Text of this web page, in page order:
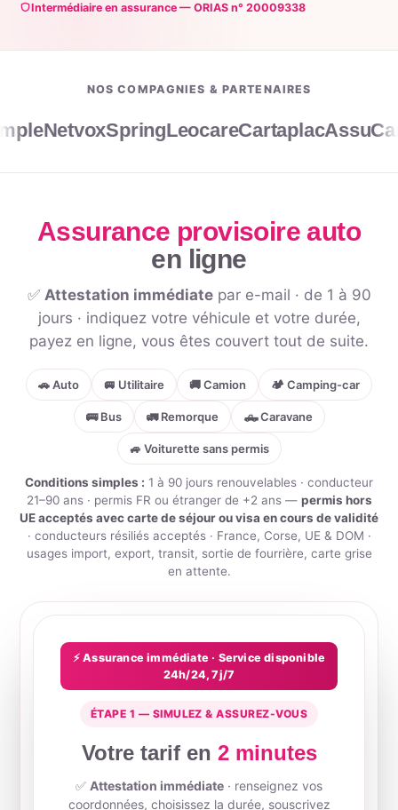
Intermédiaire en assurance — ORIAS n° 20009338
NOS COMPAGNIES & PARTENAIRES
NetvoxSpringLeocareCartaplac
Assurance provisoire auto
en ligne
✅ Attestation immédiatepar e-mail · de 1 à 90
jours · indiquez votre véhicule et votre durée,
payez en ligne, vous êtes couvert tout de suite.
🚗 Auto 🚐 Utilitaire 🚚 Camion 🏕️ Camping-car
🚌 Bus 🚛 Remorque 🛻 Caravane
🚙 Voiturette sans permis
Conditions simples : 1 à 90 jours renouvelables · conducteur
21–90 ans · permis FR ou étranger de +2 ans — permis hors
UE acceptés avec carte de séjour ou visa en cours de validité
· conducteurs résiliés acceptés · France, Corse, UE & DOM ·
usages import, export, transit, sortie de fourrière, carte grise
en attente.
⚡ Assurance immédiate · Service disponible
24h/24, 7j/7
ÉTAPE 1 — SIMULEZ & ASSUREZ-VOUS
Votre tarif en 2 minutes
✅ Attestation immédiate · renseignez vos
coordonnées, choisissez la durée, souscrivez